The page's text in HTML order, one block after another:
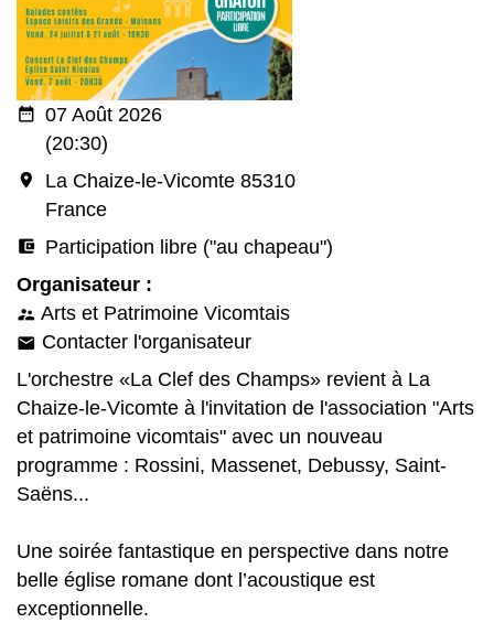
date_range 07 Août 2026
(20:30)
room
La Chaize-le-Vicomte 85310
France
account_balance_wallet Participation libre ("au chapeau")
Organisateur :
supervisor_account Arts et Patrimoine Vicomtais
email Contacter l'organisateur
L'orchestre «La Clef des Champs» revient à La
Chaize-le-Vicomte à l'invitation de l'association "Arts
et patrimoine vicomtais" avec un nouveau
programme : Rossini, Massenet, Debussy, Saint-
Saëns...
Une soirée fantastique en perspective dans notre
belle église romane dont l’acoustique est
exceptionnelle.